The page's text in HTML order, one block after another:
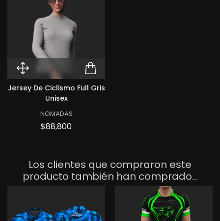
Quick View Jersey de ciclismo
ADD TO CART
Jersey De Ciclismo Full Gris
Unisex
NOMADAS
$88,800Precio
Los clientes que compraron este
producto también han comprado...